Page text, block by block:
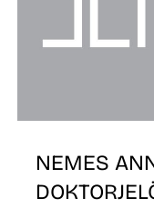
NEMES